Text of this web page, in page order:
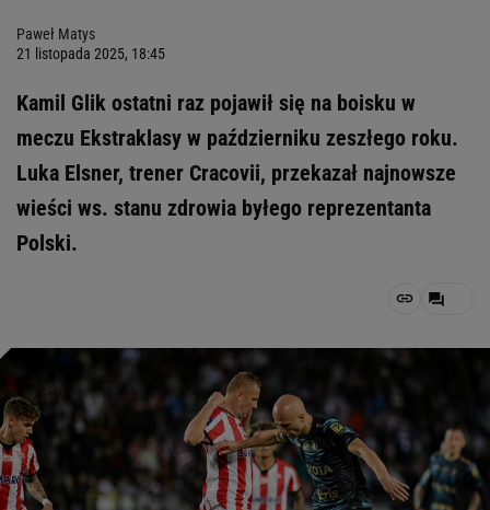
Paweł Matys
21 listopada 2025, 18:45
Kamil Glik ostatni raz pojawił się na boisku w
meczu Ekstraklasy w październiku zeszłego roku.
Luka Elsner, trener Cracovii, przekazał najnowsze
wieści ws. stanu zdrowia byłego reprezentanta
Polski.